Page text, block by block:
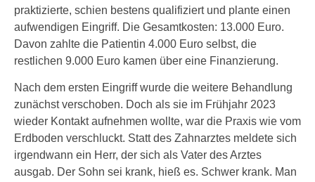
praktizierte, schien bestens qualifiziert und plante einen
aufwendigen Eingriff. Die Gesamtkosten: 13.000 Euro.
Davon zahlte die Patientin 4.000 Euro selbst, die
restlichen 9.000 Euro kamen über eine Finanzierung.
Nach dem ersten Eingriff wurde die weitere Behandlung
zunächst verschoben. Doch als sie im Frühjahr 2023
wieder Kontakt aufnehmen wollte, war die Praxis wie vom
Erdboden verschluckt. Statt des Zahnarztes meldete sich
irgendwann ein Herr, der sich als Vater des Arztes
ausgab. Der Sohn sei krank, hieß es. Schwer krank. Man